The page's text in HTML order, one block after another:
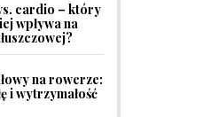
cardio – który
wpływa na
na rowerze:
i wytrzymałość